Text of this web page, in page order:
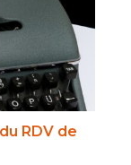
RDV de